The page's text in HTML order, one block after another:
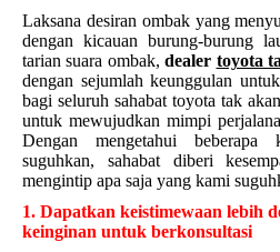
Laksana desiran ombak yang
dengan kicauan burung-burung
tarian suara ombak,dealer toyota
dengan sejumlah keunggulan
bagi seluruh sahabat toyota tak
untuk mewujudkan mimpi
Dengan mengetahui beberapa
suguhkan, sahabat diberi
mengintip apa saja yang kami
1. Dapatkan keistimewaan lebih
keinginan untuk berkonsultasi